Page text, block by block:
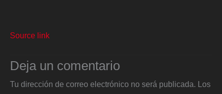
Source link
Deja un comentario
Tu dirección de correo electrónico no será publicada. Los